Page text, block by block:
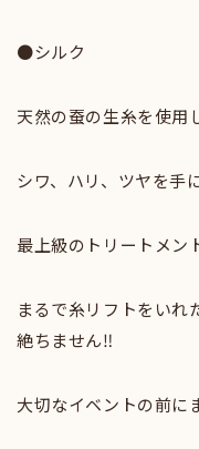
●シルク
天然の蚕の生糸を使用
シワ、ハリ、ツヤを手
最上級のトリートメン
まるで糸リフトをいれ
絶ちません‼️
大切なイベントの前に